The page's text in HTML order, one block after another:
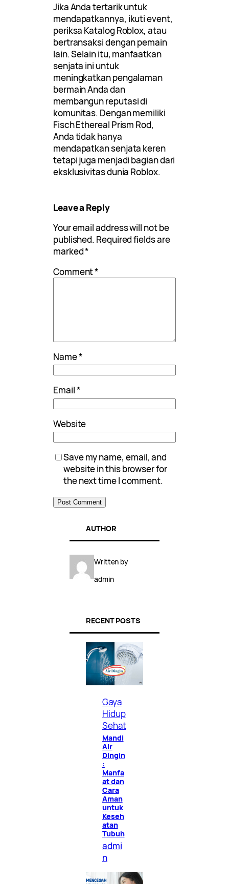
Jika Anda tertarik untuk
mendapatkannya, ikuti event,
periksa Katalog Roblox, atau
bertransaksi dengan pemain
lain. Selain itu, manfaatkan
senjata ini untuk
meningkatkan pengalaman
bermain Anda dan
membangun reputasi di
komunitas. Dengan memiliki
Fisch Ethereal Prism Rod,
Anda tidak hanya
mendapatkan senjata keren
tetapi juga menjadi bagian dari
eksklusivitas dunia Roblox.
Leave a Reply
Your email address will not be
published. Required fields are
marked*
Comment*
Name*
Email*
Website
Save my name, email, and
website in this browser for
the next time I comment.
AUTHOR
Written by
admin
RECENT POSTS
Gaya
Hidup
Sehat
Mandi
Air
Dingin
:
Manfa
at dan
Cara
Aman
untuk
Keseh
atan
Tubuh
admi
n